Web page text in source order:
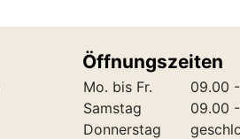
Öffnungszeiten
Mo. bis Fr.
Samstag
Donnerstag
09.00
09.00